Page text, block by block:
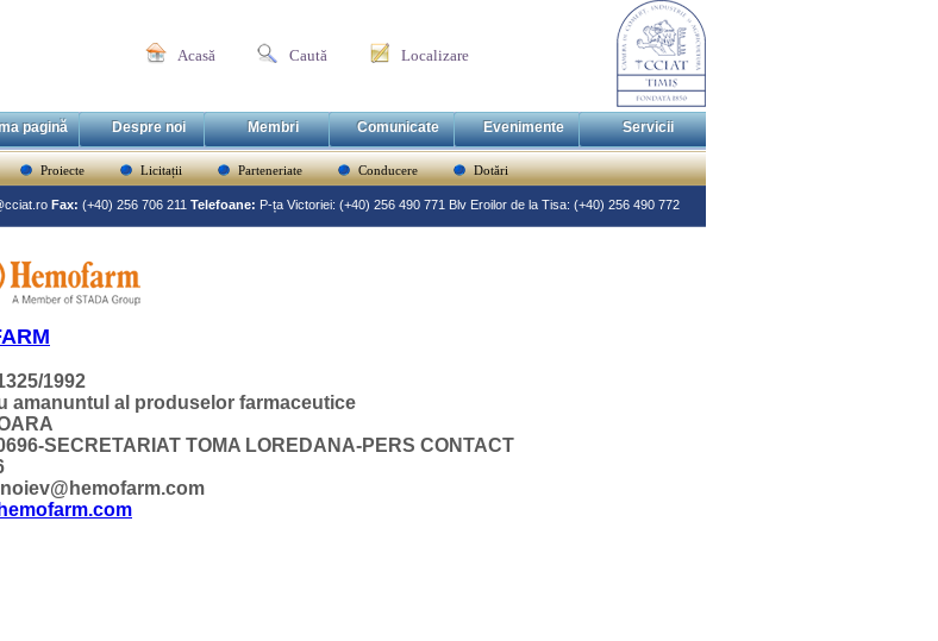
Acasă Caută Localizare
pagină Despre noi Membri Comunicate Evenimente Servicii
Proiecte Licitații Parteneriate Conducere Dotări
Fax: (+40) 256 706 211 Telefoane: P-ța Victoriei: (+40) 256 490 771 Blv Eroilor de la Tisa: (+40) 256 490 772
1992
amanuntul al produselor farmaceutice
SECRETARIAT TOMA LOREDANA-PERS CONTACT